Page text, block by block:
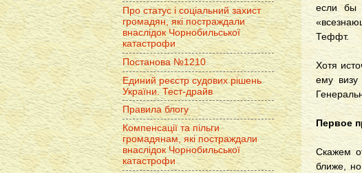
если бы
Теффт.
Хотя
ему визу
Первое
Скажем
ближе,
Про статус і соціальний захист
громадян, які постраждали
внаслідок Чорнобильської
катастрофи
Постанова №1210
Единий реєстр судових рішень
України. Тест-драйв
Правила блогу
Компенсації та пільги
громадянам, які постраждали
внаслідок Чорнобильської
катастрофи